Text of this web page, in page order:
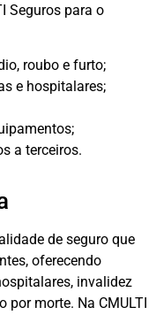
Seguros para o
roubo e furto;
e hospitalares;
a terceiros.
de seguro que
oferecendo
invalidez
por morte. Na CMULTI